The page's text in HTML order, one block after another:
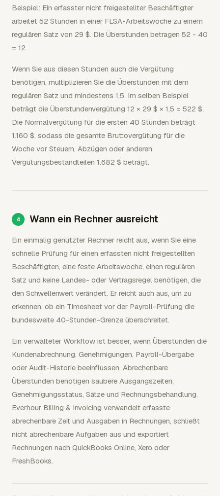
Beispiel: Ein erfasster nicht freigestellter Beschäftigter
arbeitet 52 Stunden in einer FLSA-Arbeitswoche zu einem
regulären Satz von 29 $. Die Überstunden betragen 52 - 40
= 12.
Wenn Sie aus diesen Stunden auch die Vergütung
benötigen, multiplizieren Sie die Überstunden mit dem
regulären Satz und mindestens 1,5. Im selben Beispiel
beträgt die Überstundenvergütung 12 × 29 $ × 1,5 = 522 $.
Die Normalvergütung für die ersten 40 Stunden beträgt
1.160 $, sodass die gesamte Bruttovergütung für die
Woche vor Steuern, Abzügen oder anderen
Vergütungsbestandteilen 1.682 $ beträgt.
Wann ein Rechner ausreicht
Ein einmalig genutzter Rechner reicht aus, wenn Sie eine
schnelle Prüfung für einen erfassten nicht freigestellten
Beschäftigten, eine feste Arbeitswoche, einen regulären
Satz und keine Landes- oder Vertragsregel benötigen, die
den Schwellenwert verändert. Er reicht auch aus, um zu
erkennen, ob ein Timesheet vor der Payroll-Prüfung die
bundesweite 40-Stunden-Grenze überschreitet.
Ein verwalteter Workflow ist besser, wenn Überstunden die
Kundenabrechnung, Genehmigungen, Payroll-Übergabe
oder Audit-Historie beeinflussen. Abrechenbare
Überstunden benötigen saubere Ausgangszeiten,
Genehmigungsstatus, Sätze und Rechnungsbehandlung.
Everhour Billing & Invoicing verwandelt erfasste
abrechenbare Zeit und Ausgaben in Rechnungen, schließt
nicht abrechenbare Aufgaben aus und exportiert
Rechnungen nach QuickBooks Online, Xero oder
FreshBooks.